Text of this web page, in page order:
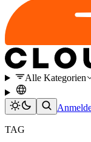
Alle Kategorien
TAG